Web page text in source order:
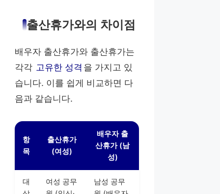
출산휴가와의 차이점
배우자 출산휴가와 출산휴가는
각각 고유한 성격 을 가지고 있
습니다. 이를 쉽게 비교하면 다
음과 같습니다.
항
목
출산휴가
(여성)
배우자 출
산휴가 (남
성)
대
여성 공무
남성 공무